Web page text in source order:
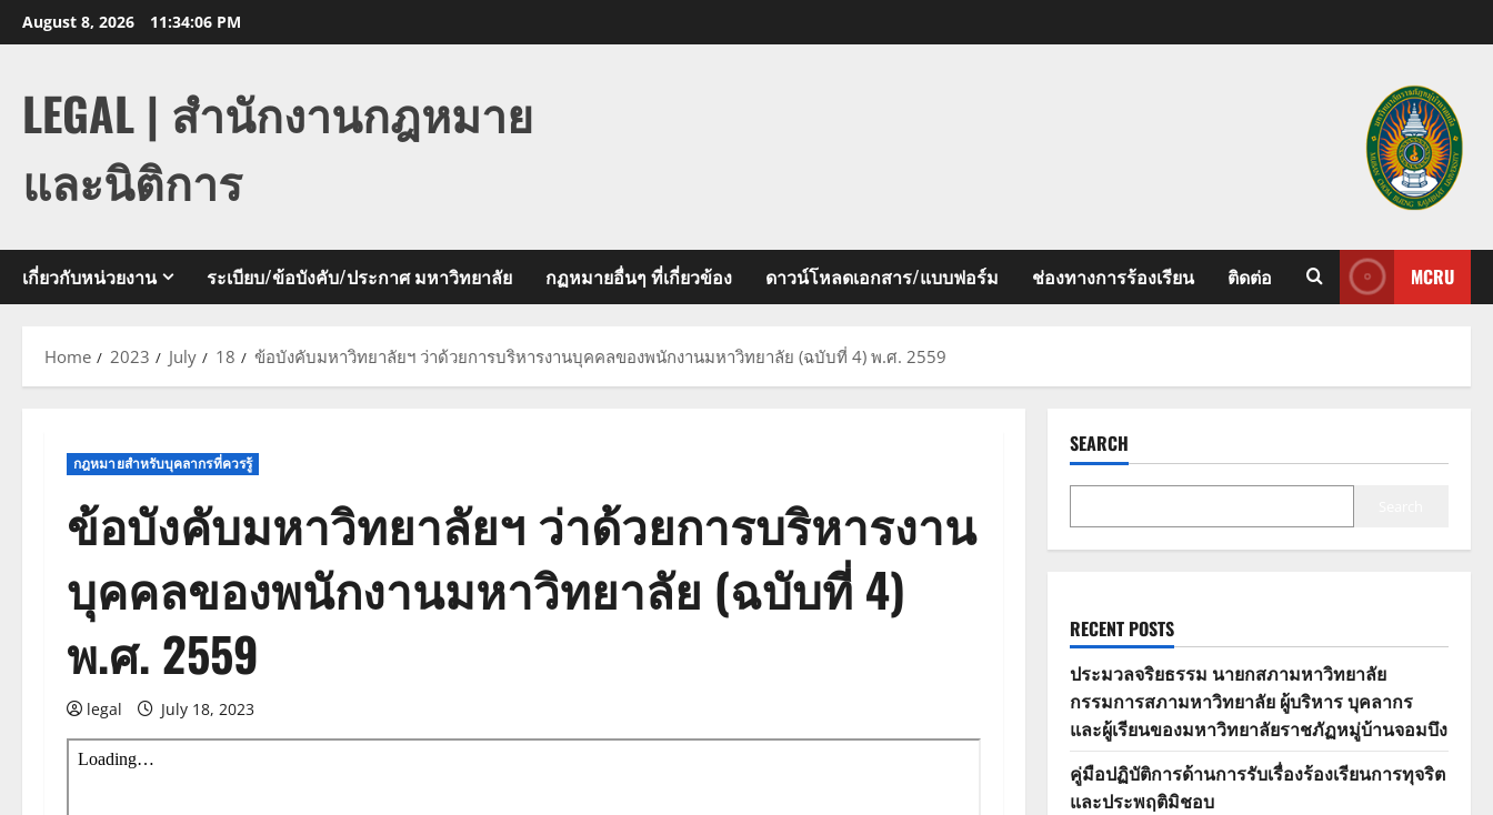
Skip
to
August 8, 2026 11:34:07 PM
LEGAL | สำนักงานกฎหมาย
และนิติการ
เกี่ยวกับหน่วยงาน ระเบียบ/ข้อบังคับ/ประกาศ มหาวิทยาลัย กฏหมายอื่นๆ ที่เกี่ยวข้อง ดาวน์โหลดเอกสาร/แบบฟอร์ม ช่องทางการร้องเรียน ติดต่อ MCRU
Home 2023 July 18 ข้อบังคับมหาวิทยาลัยฯ ว่าด้วยการบริหารงานบุคคลของพนักงานมหาวิทยาลัย (ฉบับที่ 4) พ.ศ. 2559
กฎหมายสำหรับบุคลากรที่ควรรู้
ข้อบังคับมหาวิทยาลัยฯ ว่าด้วยการบริหารงาน
บุคคลของพนักงานมหาวิทยาลัย (ฉบับที่ 4)
พ.ศ. 2559
legal July 18, 2023
SEARCH
RECENT POSTS
ประมวลจริยธรรม นายกสภามหาวิทยาลัย
กรรมการสภามหาวิทยาลัย ผู้บริหาร บุคลากร
และผู้เรียนของมหาวิทยาลัยราชภัฏหมู่บ้านจอมบึง
คู่มือปฏิบัติการด้านการรับเรื่องร้องเรียนการทุจริต
และประพฤติมิชอบ